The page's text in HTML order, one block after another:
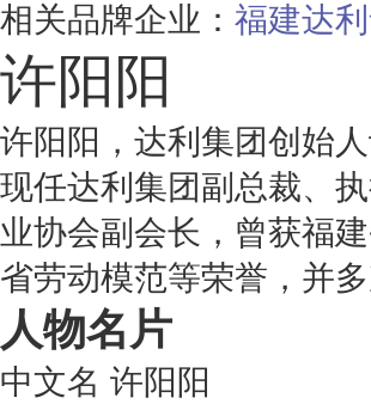
相关品牌企业： 福建达
许阳阳
许阳阳，达利集团创始
现任达利集团副总裁、
业协会副会长，曾获福
省劳动模范等荣誉，并
人物名片
中文名 许阳阳